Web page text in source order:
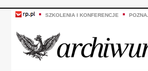
SZKOLENIA I KONFERENCJE